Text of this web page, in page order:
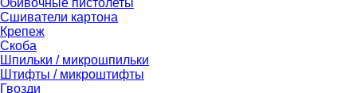
Обивочные пистолеты
Сшиватели картона
Крепеж
Скоба
Шпильки / микрошпильки
Штифты / микроштифты
Гвозди